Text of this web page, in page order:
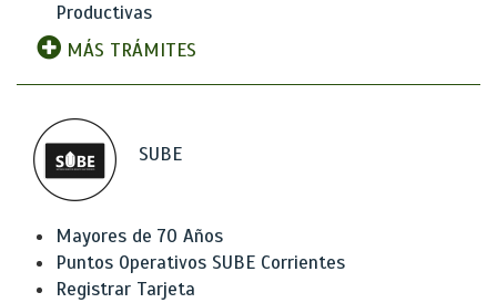
Productivas
MÁS TRÁMITES
SUBE
Mayores de 70 Años
Puntos Operativos SUBE Corrientes
Registrar Tarjeta